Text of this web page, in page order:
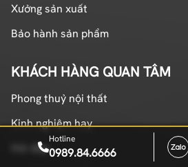
Xưởng sản xuất
Bảo hành sản phẩm
KHÁCH HÀNG QUAN TÂM
Phong thuỷ nội thất
Kinh nghiệm hay
Hỏi đáp
Hotline
0989.84.6666